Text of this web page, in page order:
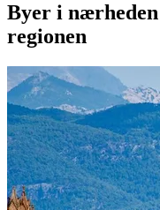
Byer i
regionen